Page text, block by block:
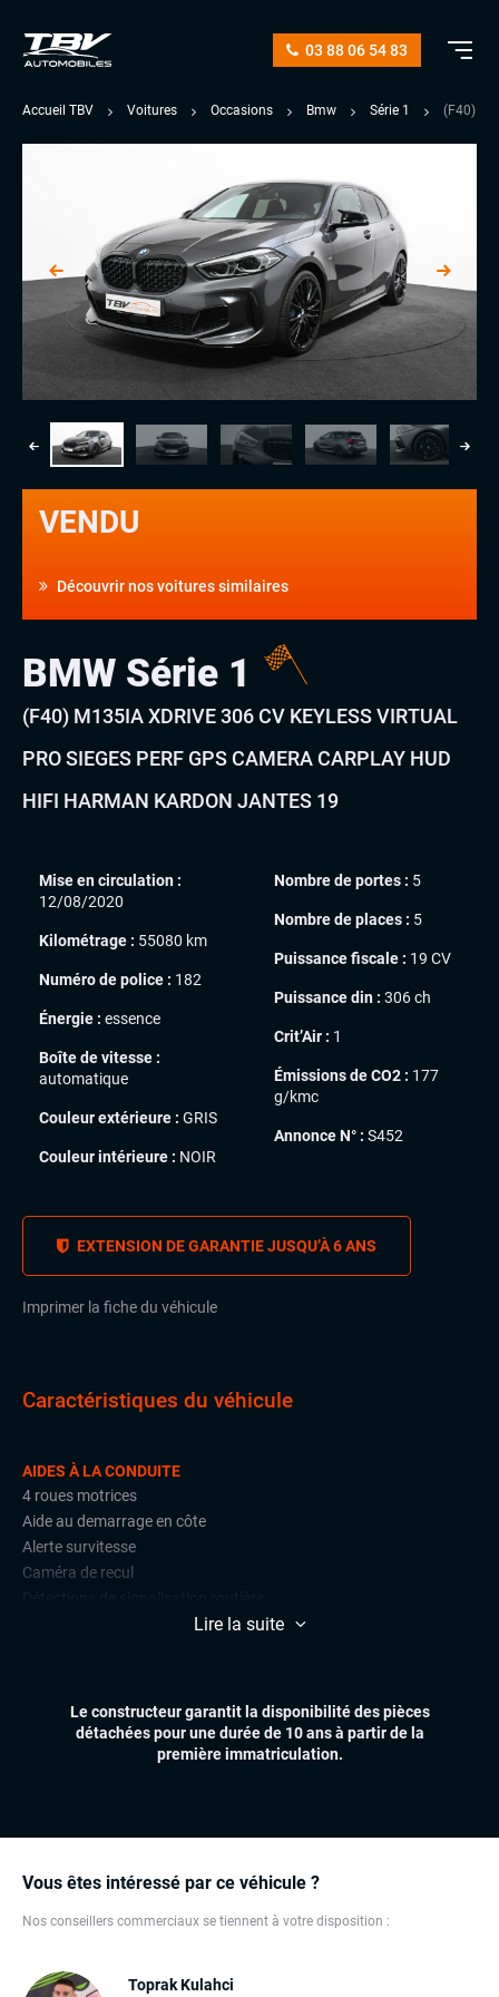
03 88 06 54 83
Accueil TBV Voitures Occasions Bmw Série 1 (F40)
VENDU
Découvrir nos voitures similaires
BMW Série 1
(F40) M135IA XDRIVE 306 CV KEYLESS VIRTUAL
PRO SIEGES PERF GPS CAMERA CARPLAY HUD
HIFI HARMAN KARDON JANTES 19
Mise en circulation :
12/08/2020
Kilométrage : 55080 km
Numéro de police : 182
Énergie : essence
Boîte de vitesse :
automatique
Couleur extérieure : GRIS
Couleur intérieure : NOIR
Nombre de portes : 5
Nombre de places : 5
Puissance fiscale : 19 CV
Puissance din : 306 ch
Crit’Air : 1
Émissions de CO2 : 177
g/kmc
Annonce N° : S452
EXTENSION DE GARANTIE JUSQU’À 6 ANS
Imprimer la fiche du véhicule
Vous êtes intéressé par ce véhicule ?
Nos conseillers commerciaux se tiennent à votre disposition :
Toprak Kulahci
Caractéristiques du véhicule
AIDES À LA CONDUITE
4 roues motrices
Aide au demarrage en côte
Alerte survitesse
Caméra de recul
Front assist (avertisseur anti-collision)
CONFORT
Accès et démarrage mains libres
Sièges chauffants
ÉLECTRONIQUE
embarqué)
Lire la suite
Le constructeur garantit la disponibilité des pièces
détachées pour une durée de 10 ans à partir de la
première immatriculation.